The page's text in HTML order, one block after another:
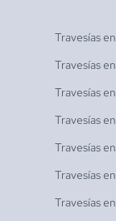
Travesías en
Travesías en
Travesías en
Travesías en
Travesías en
Travesías en
Travesías en